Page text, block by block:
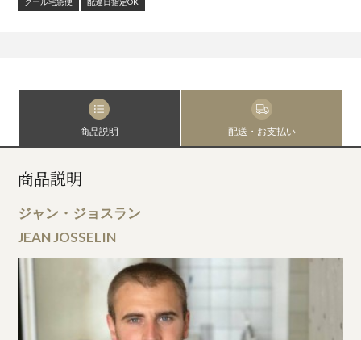
商品説明 配送・お支払い
商品説明
ジャン・ジョスラン
JEAN JOSSELIN